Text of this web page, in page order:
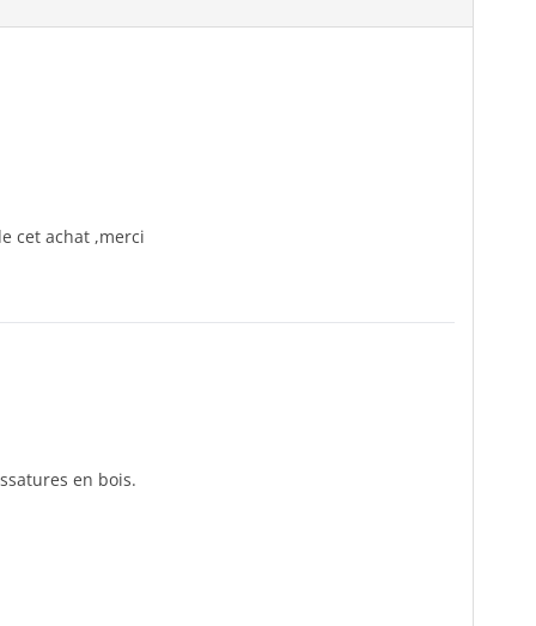
cet achat ,merci
en bois.